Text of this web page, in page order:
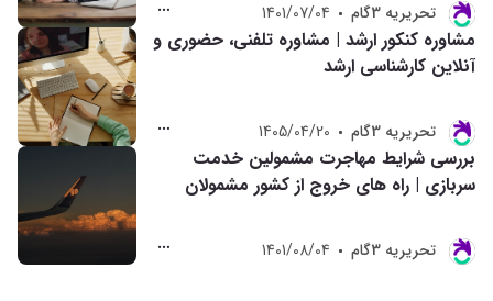
تحريريه 3گام 1401/07/04
مشاوره کنکور ارشد | مشاوره تلفنی، حضوری و
آنلاین کارشناسی ارشد
تحريريه 3گام 1405/04/20
بررسی شرایط مهاجرت مشمولین خدمت
سربازی | راه های خروج از کشور مشمولان
تحريريه 3گام 1401/08/04